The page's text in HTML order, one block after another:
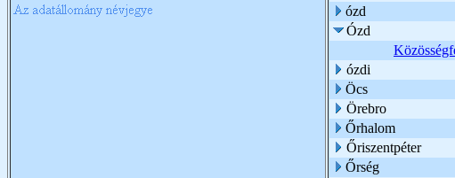
ózd
Ózd
ózdi
Öcs
Örebro
Őrhalom
Őriszentpéter
Őrség